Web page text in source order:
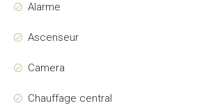
Alarme
Ascenseur
Camera
Chauffage central